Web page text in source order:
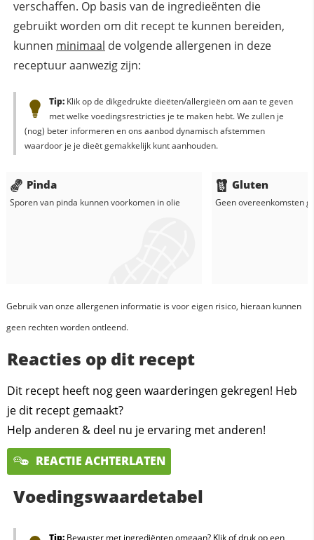
verschaffen. Op basis van de ingredieënten die
gebruikt worden om dit recept te kunnen bereiden,
kunnen minimaal de volgende allergenen in deze
receptuur aanwezig zijn:
Tip:Klik op de dikgedrukte dieëten/allergieën om aan te geven
met welke voedingsrestricties je te maken hebt. We zullen je
(nog) beter informeren en ons aanbod dynamisch afstemmen
waardoor je je dieët gemakkelijk kunt aanhouden.
Pinda
Sporen van pinda kunnen voorkomen inolie
Gluten
Geen overeenkomsten
Gebruik van onze allergenen informatie is voor eigen risico, hieraan kunnen
geen rechten worden ontleend.
Reacties op dit recept
Dit recept heeft nog geen waarderingen gekregen! Heb
je dit recept gemaakt?
Help anderen & deel nu je ervaring met anderen!
REACTIE ACHTERLATEN
Voedingswaardetabel
Tip:Bewuster met ingrediënten omgaan? Klik of druk op een